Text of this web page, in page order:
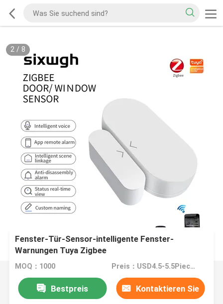
2/ 8
Fenster-Tür-Sensor-intelligente Fenster-
Warnungen Tuya Zigbee
MOQ：1000 Preis：USD4.5-5.5Pieces
Bestpreis Kontaktieren Sie